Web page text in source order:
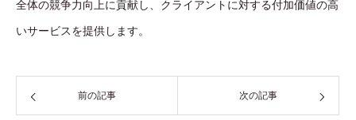
全体の競争力向上に貢献し、クライアントに対する付加価値の高
いサービスを提供します。
前の記事 次の記事